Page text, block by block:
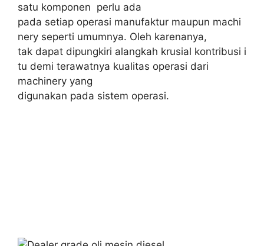
satu komponen perlu ada
pada setiap operasi manufaktur maupun machi
nery seperti umumnya. Oleh karenanya,
tak dapat dipungkiri alangkah krusial kontribusi i
tu demi terawatnya kualitas operasi dari
machinery yang
digunakan pada sistem operasi.